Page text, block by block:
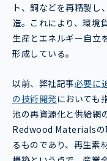
ト、銅などを再精製し
造。これにより、環境
生産とエネルギー自立
形成している。
以前、弊社記事必要に
の技術開発においても
池の再資源化と供給網
Redwood Materialsの
るものであり、再生素